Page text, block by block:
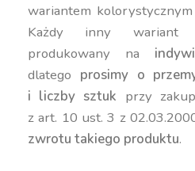
wariantem
Każdy inny wariant
produkowany na
dlatego prosimy o
i liczby sztuk przy
z art. 10 ust. 3 z
zwrotu takiego produktu.